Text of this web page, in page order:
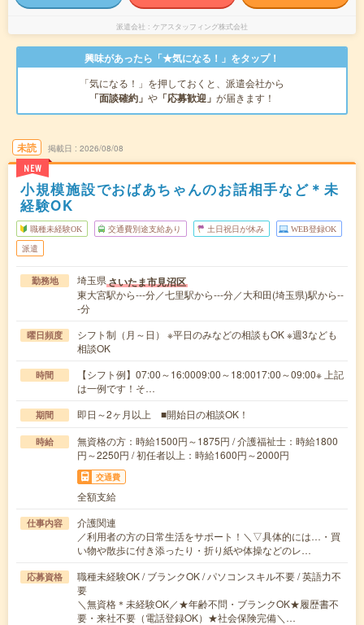
派遣会社 ケアスタッフィング株式会社
興味があったら「★気になる！」をタップ！
「気になる！」を押しておくと、派遣会社から
「面談確約」 や 「応募歓迎」 が届きます！
未読
NEW
掲載日 2026/08/08
小規模施設でおばあちゃんのお話相手など＊未
経験OK
職種未経験OK 交通費別途支給あり 土日祝日が休み WEB登録OK
派遣
勤務地 埼玉県さいたま市見沼区
東大宮駅から---分／七里駅から---分／大和田(埼玉県)駅から--
-分
曜日頻度
シフト制（月～日） ※平日のみなどの相談もOK ※週3なども
相談OK
時間
【シフト例】07:00～16:0009:00～18:0017:00～09:00※ 上記
は一例です！そ…
期間 即日～2ヶ月以上 ■開始日の相談OK！
時給
無資格の方：時給1500円～1875円 / 介護福祉士：時給1800
円～2250円 / 初任者以上：時給1600円～2000円
交通費
全額支給
仕事内容
介護関連
／利用者の方の日常生活をサポート！＼▽具体的には…・買
い物や散歩に付き添ったり・折り紙や体操などのレ…
応募資格
職種未経験OK / ブランクOK / パソコンスキル不要 / 英語力不
要
＼無資格＊未経験OK／★年齢不問・ブランクOK★履歴書不
要・来社不要（電話登録OK）★社会保険完備＼…